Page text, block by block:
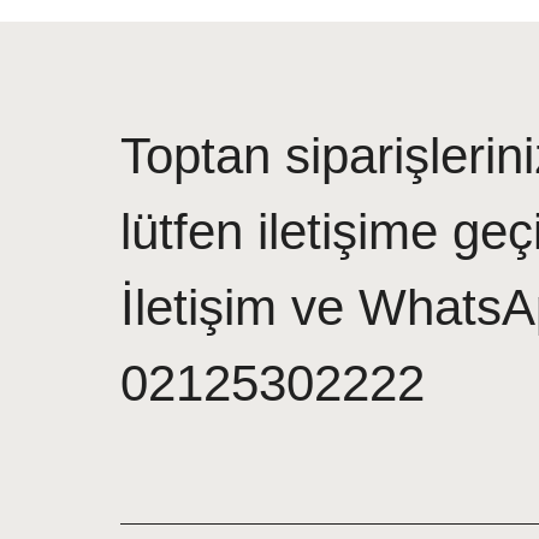
Toptan
lütfen iletişime
İletişim ve
02125302222